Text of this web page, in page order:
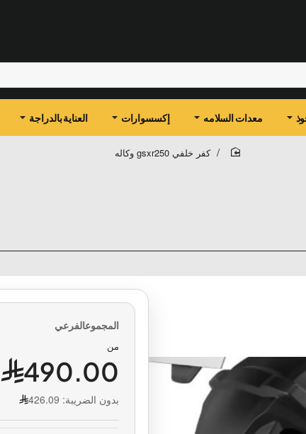
معدات السلامه إكسسوارات العناية بالدراجة
كفر خلفي gsxr250 وكاله
من
490.00
بدون الضريبة: 426.09